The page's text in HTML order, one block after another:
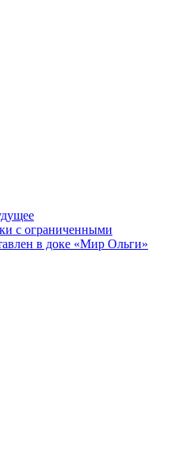
с ограниченными
в доке «Мир Ольги»